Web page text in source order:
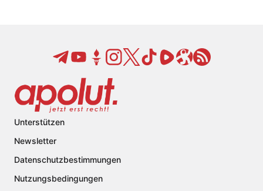
Unterstützen
Newsletter
Datenschutzbestimmungen
Nutzungsbedingungen